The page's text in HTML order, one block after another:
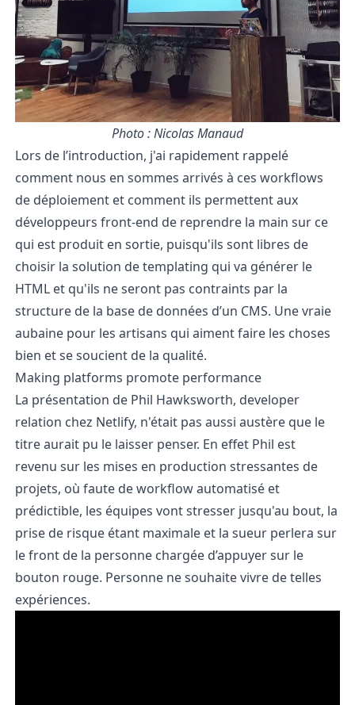
Photo :Nicolas Manaud
Lors de l’introduction, j'ai rapidement rappelé
comment nous en sommes arrivés à ces workflows
de déploiement et comment ils permettent aux
développeurs front-end de reprendre la main sur ce
qui est produit en sortie, puisqu'ils sont libres de
choisir la solution de templating qui va générer le
HTML et qu'ils ne seront pas contraints par la
structure de la base de données d’un CMS. Une vraie
aubaine pour les artisans qui aiment faire les choses
bien et se soucient de la qualité.
Making platforms promote performance
La présentation de Phil Hawksworth, developer
relation chez Netlify, n'était pas aussi austère que le
titre aurait pu le laisser penser. En effet Phil est
revenu sur les mises en production stressantes de
projets, où faute de workflow automatisé et
prédictible, les équipes vont stresser jusqu'au bout, la
prise de risque étant maximale et la sueur perlera sur
le front de la personne chargée d’appuyer sur le
bouton rouge. Personne ne souhaite vivre de telles
expériences.